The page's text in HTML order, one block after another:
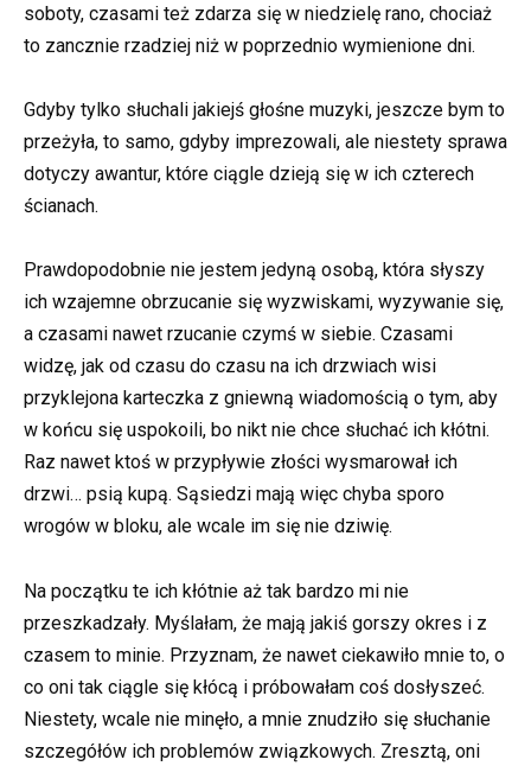
soboty, czasami też zdarza się w niedzielę rano, chociaż
to zancznie rzadziej niż w poprzednio wymienione dni.
Gdyby tylko słuchali jakiejś głośne muzyki, jeszcze bym to
przeżyła, to samo, gdyby imprezowali, ale niestety sprawa
dotyczy awantur, które ciągle dzieją się w ich czterech
ścianach.
Prawdopodobnie nie jestem jedyną osobą, która słyszy
ich wzajemne obrzucanie się wyzwiskami, wyzywanie się,
a czasami nawet rzucanie czymś w siebie. Czasami
widzę, jak od czasu do czasu na ich drzwiach wisi
przyklejona karteczka z gniewną wiadomością o tym, aby
w końcu się uspokoili, bo nikt nie chce słuchać ich kłótni.
Raz nawet ktoś w przypływie złości wysmarował ich
drzwi… psią kupą. Sąsiedzi mają więc chyba sporo
wrogów w bloku, ale wcale im się nie dziwię.
Na początku te ich kłótnie aż tak bardzo mi nie
przeszkadzały. Myślałam, że mają jakiś gorszy okres i z
czasem to minie. Przyznam, że nawet ciekawiło mnie to, o
co oni tak ciągle się kłócą i próbowałam coś dosłyszeć.
Niestety, wcale nie minęło, a mnie znudziło się słuchanie
szczegółów ich problemów związkowych. Zresztą, oni